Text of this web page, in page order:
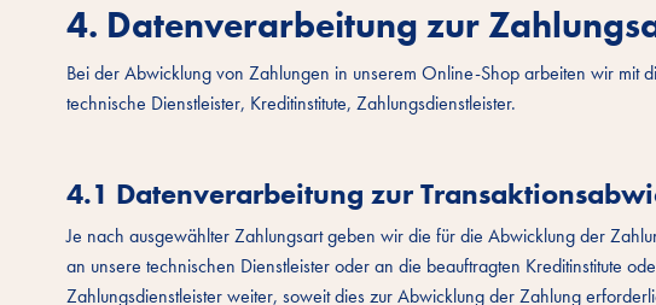
4. Datenverarbeitung zur
Bei der Abwicklung von Zahlungen in unserem Online-Shop arbeiten wir mit
technische Dienstleister, Kreditinstitute, Zahlungsdienstleister.
4.1 Datenverarbeitung zur
Je nach ausgewählter Zahlungsart geben wir die für die Abwicklung der
an unsere technischen Dienstleister oder an die beauftragten Kreditinstitute
Zahlungsdienstleister weiter, soweit dies zur Abwicklung der Zahlung